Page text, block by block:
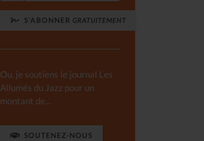
S'ABONNER GRATUITEMENT
Ou, je soutiens le journal Les
Allumés du Jazz pour un
montant de...
SOUTENEZ-NOUS